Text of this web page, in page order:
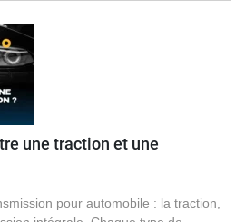
une traction et une
pour automobile : la traction,